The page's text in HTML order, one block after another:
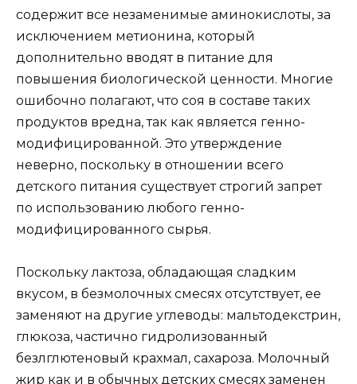
содержит все незаменимые аминокислоты, за
исключением метионина, который
дополнительно вводят в питание для
повышения биологической ценности. Многие
ошибочно полагают, что соя в составе таких
продуктов вредна, так как является генно-
модифицированной. Это утверждение
неверно, поскольку в отношении всего
детского питания существует строгий запрет
по использованию любого генно-
модифицированного сырья.
Поскольку лактоза, обладающая сладким
вкусом, в безмолочных смесях отсутствует, ее
заменяют на другие углеводы: мальтодекстрин,
глюкоза, частично гидролизованный
безлглютеновый крахмал, сахароза. Молочный
жир как и в обычных детских смесях заменен